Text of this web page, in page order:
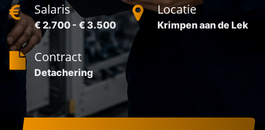
Salaris
€ 2.700 - € 3.500
Locatie
Krimpen aan de Lek
Contract
Detachering